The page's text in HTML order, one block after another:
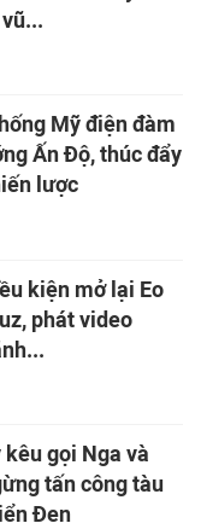
Mỹ điện đàm
Ấn Độ, thúc đẩy
lược
kiện mở lại Eo
phát video
kêu gọi Nga và
tấn công tàu
Đen